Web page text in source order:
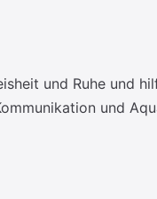
und Ruhe und
und